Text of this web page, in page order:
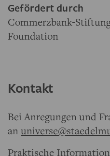
Gefördert durch
Commerzbank-
Foundation
Kontakt
Bei Anregungen und
an
Praktische